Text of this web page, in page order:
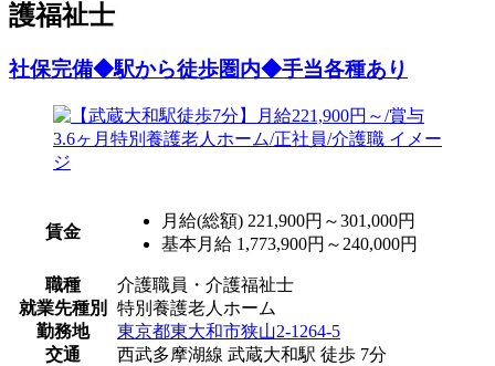
護福祉士
社保完備◆駅から徒歩圏内◆手当各種あり
賃金
月給(総額) 221,900円～301,000円
基本月給 1,773,900円～240,000円
職種
介護職員・介護福祉士
就業先種別
特別養護老人ホーム
勤務地
東京都東大和市狭山2-1264-5
交通
西武多摩湖線 武蔵大和駅 徒歩 7分